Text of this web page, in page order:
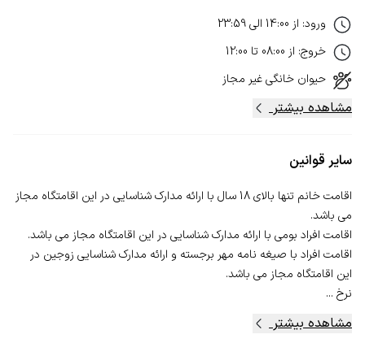
ورود: از 14:00 الی23:59
خروج: از 08:00 تا 12:00
حیوان خانگیغیر مجاز
مشاهده بیشتر
سایر قوانین
اقامت خانم تنها بالای 18 سال با ارائه مدارک شناسایی در این اقامتگاه مجاز
اقامت افراد با صیغه نامه مهر برجسته و ارائه مدارک شناسایی زوجین در
نرخ ...
مشاهده بیشتر